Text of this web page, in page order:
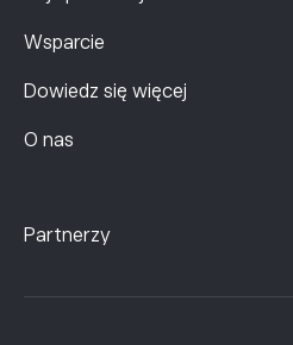
Wsparcie
Dowiedz się więcej
O nas
Partnerzy